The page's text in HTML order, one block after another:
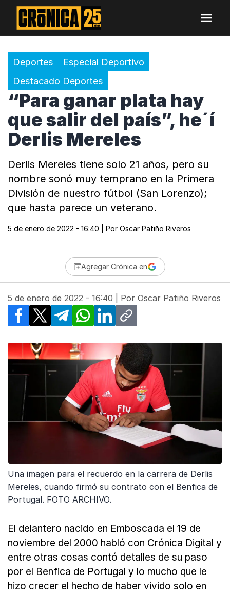
Deportes
Especial Deportivo
Destacado Deportes
“Para ganar plata hay
que salir del país”, he´í
Derlis Mereles
Derlis Mereles tiene solo 21 años, pero su
nombre sonó muy temprano en la Primera
División de nuestro fútbol (San Lorenzo);
que hasta parece un veterano.
5 de enero de 2022 - 16:40 | Por Oscar Patiño Riveros
Agregar Crónica en
5 de enero de 2022 - 16:40 | Por Oscar Patiño Riveros
Facebook
X TelegramWhatsApp
LinkedInCopy link
Una imagen para el recuerdo en la carrera de Derlis
Mereles, cuando firmó su contrato con el Benfica de
Portugal. FOTO ARCHIVO.
El delantero nacido en Emboscada el 19 de
noviembre del 2000 habló con Crónica Digital y
entre otras cosas contó detalles de su paso
por el Benfica de Portugal y lo mucho que le
hizo crecer el hecho de haber vivido solo en